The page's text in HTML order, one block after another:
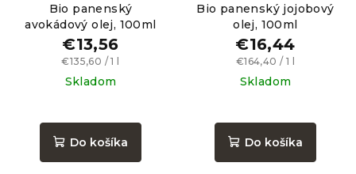
Bio panenský
avokádový olej, 100ml
€13,56
Jednotková
cena:
€135,60 / 1 l
Skladom
hodnotenie
produktu
Do košíka
Bio panenský jojobový
olej, 100ml
€16,44
Jednotková
cena:
€164,40 / 1 l
Skladom
hodnotenie
produktu
Do košíka